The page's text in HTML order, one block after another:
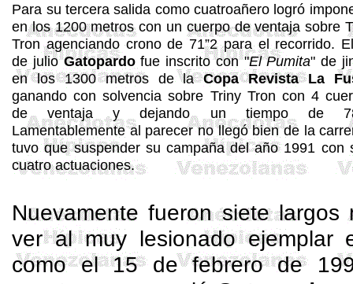
Para su tercera salida comocuatroañero logró
en los 1200 metros con un cuerpo de ventaja sobre
Tron agenciando crono de 71”2 para el recorrido.
de julioGatopardofue inscrito con "El Pumita" de
en los 1300 metros de laCopa Revista La
ganando con solvencia sobre Triny Tron con 4
de ventaja y dejando un tiempo de
Lamentablemente al parecer no llegó bien de la
tuvo que suspender su campaña del año 1991 con
cuatro actuaciones.
Nuevamente fueron siete
ver al muy lesionado ejemplar
como el 15 de febrero de